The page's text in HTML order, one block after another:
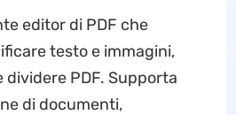
editor di PDF che
testo e immagini,
dividere PDF. Supporta
di documenti,